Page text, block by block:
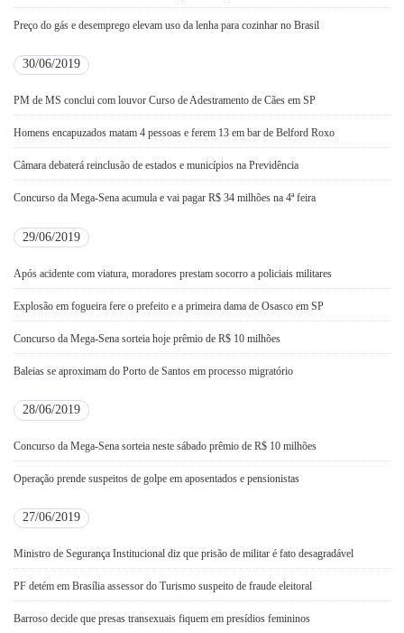
Preço do gás e desemprego elevam uso da lenha para cozinhar no Brasil
30/06/2019
PM de MS conclui com louvor Curso de Adestramento de Cães em SP
Homens encapuzados matam 4 pessoas e ferem 13 em bar de Belford Roxo
Câmara debaterá reinclusão de estados e municípios na Previdência
Concurso da Mega-Sena acumula e vai pagar R$ 34 milhões na 4ª feira
29/06/2019
Após acidente com viatura, moradores prestam socorro a policiais militares
Explosão em fogueira fere o prefeito e a primeira dama de Osasco em SP
Concurso da Mega-Sena sorteia hoje prêmio de R$ 10 milhões
Baleias se aproximam do Porto de Santos em processo migratório
28/06/2019
Concurso da Mega-Sena sorteia neste sábado prêmio de R$ 10 milhões
Operação prende suspeitos de golpe em aposentados e pensionistas
27/06/2019
Ministro de Segurança Institucional diz que prisão de militar é fato desagradável
PF detém em Brasília assessor do Turismo suspeito de fraude eleitoral
Barroso decide que presas transexuais fiquem em presídios femininos